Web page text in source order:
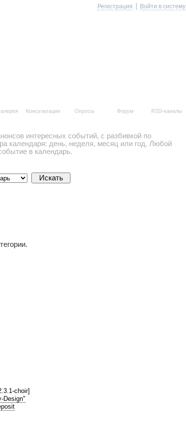
Консультации Опросы Форум RSS-каналы
Регистрация Войти в систему
интересных событий, с разбивкой по
календаря: день, неделя, месяц или год. Любой
в календарь.
choir]
Design"